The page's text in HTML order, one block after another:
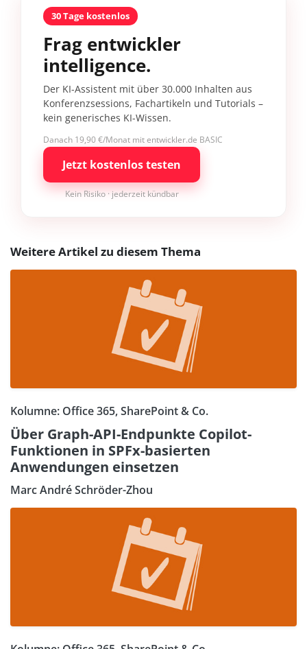
30 Tage kostenlos
Frag entwickler
intelligence.
Der KI-Assistent mit über 30.000 Inhalten aus
Konferenzsessions, Fachartikeln und Tutorials –
kein generisches KI-Wissen.
Danach 19,90 €/Monat mit entwickler.de BASIC
Jetzt kostenlos testen
Kein Risiko · jederzeit kündbar
Weitere Artikel zu diesem Thema
Kolumne: Office 365, SharePoint & Co.
Über Graph-API-Endpunkte Copilot-
Funktionen in SPFx-basierten
Anwendungen einsetzen
Marc André Schröder-Zhou